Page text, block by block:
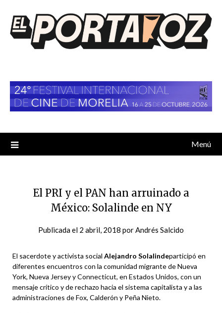
contenido
Menú
El PRI y el PAN han arruinado a
México: Solalinde en NY
Publicada el 2 abril, 2018 porAndrés Salcido
El sacerdote y activista social Alejandro Solalindeparticipó en
diferentes encuentros con la comunidad migrante de Nueva
York, Nueva Jersey y Connecticut, en Estados Unidos, con un
mensaje crítico y de rechazo hacia el sistema capitalista y a las
administraciones de Fox, Calderón y Peña Nieto.